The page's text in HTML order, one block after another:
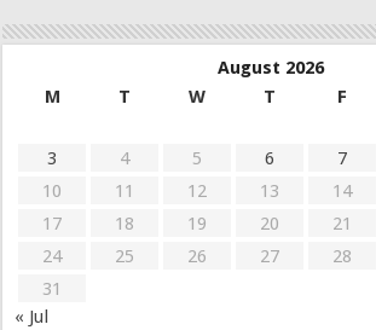
August 2026
M
T W T F
3
4 5 6 7
10
11 12 13 14
17
18 19 20 21
24
25 26 27 28
31
« Jul